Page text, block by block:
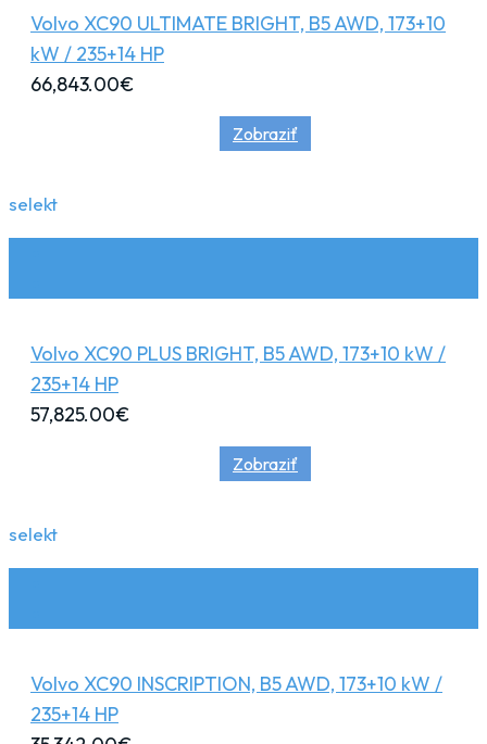
Volvo XC90 ULTIMATE BRIGHT, B5 AWD, 173+10
kW / 235+14 HP
66,843.00€
Zobraziť
selekt
Volvo XC90 PLUS BRIGHT, B5 AWD, 173+10 kW /
235+14 HP
57,825.00€
Zobraziť
selekt
Volvo XC90 INSCRIPTION, B5 AWD, 173+10 kW /
235+14 HP